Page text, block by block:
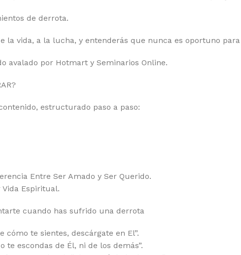
de derrota.
la vida, a la lucha, y entenderás que nunca es oportuno
avalado por Hotmart y Seminarios Online.
estructurado paso a paso:
Entre Ser Amado y Ser Querido.
Vida Espiritual.
cuando has sufrido una derrota
cómo te sientes, descárgate en El”.
te escondas de Él, ni de los demás”.